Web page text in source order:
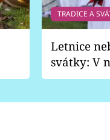
TRADICE A
Letnice
svátky: V
pondělí